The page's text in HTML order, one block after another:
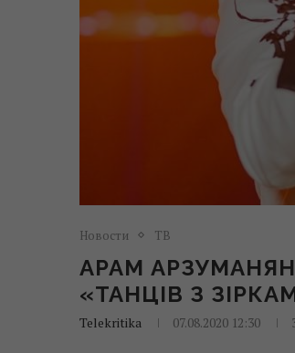
Новости ТВ
АРАМ
«ТАНЦІВ З
Telekritika 07.08.2020 12:30